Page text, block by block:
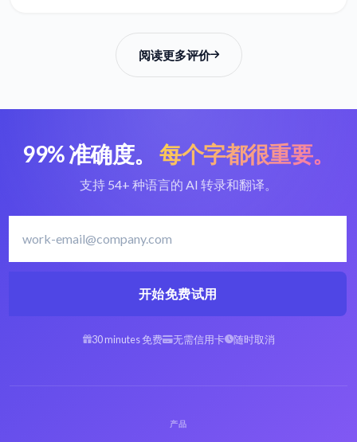
阅读更多评价
99% 准确度。 每个字都很重要。
支持 54+ 种语言的 AI 转录和翻译。
开始免费试用
30 minutes 免费 无需信用卡 随时取消
产品